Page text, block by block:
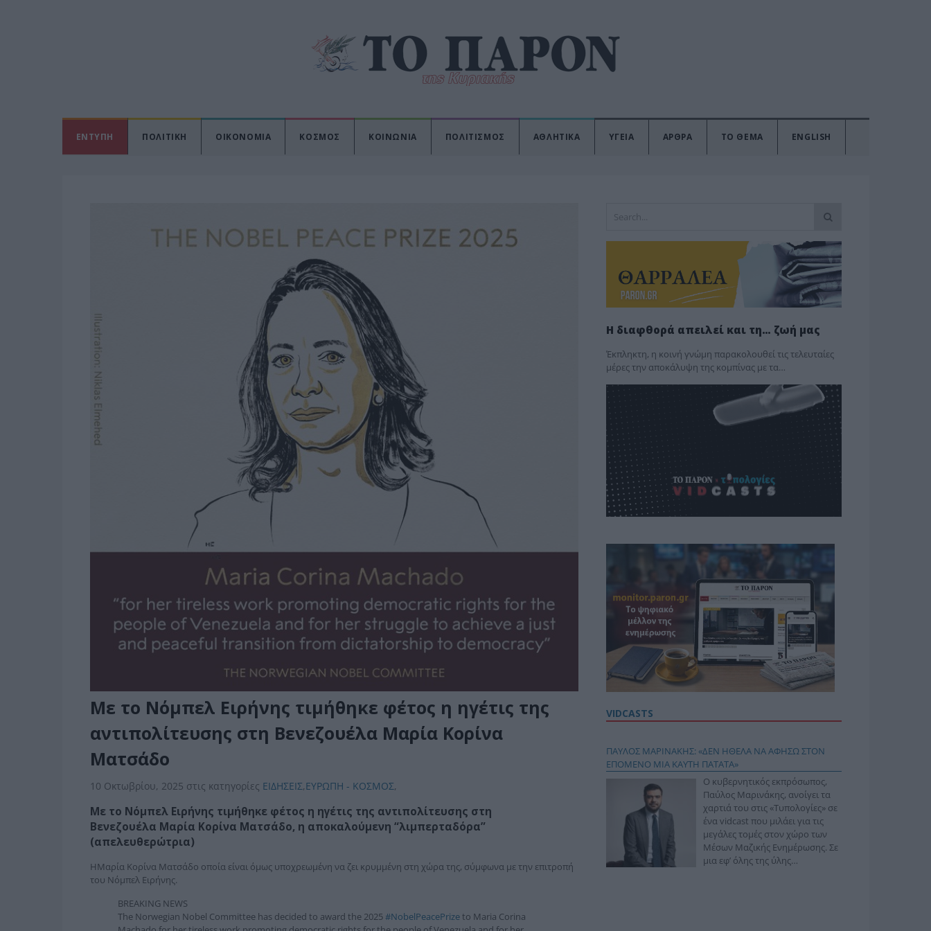
ΕΝΤΥΠΗ ΠΟΛΙΤΙΚΗ ΟΙΚΟΝΟΜΙΑ ΚΟΣΜΟΣ ΚΟΙΝΩΝΙΑ ΠΟΛΙΤΙΣΜΟΣ ΑΘΛΗΤΙΚΑ ΥΓΕΙΑ ΑΡΘΡΑ ΤΟ ΘΕΜΑ ENGLISH
Με το Νόμπελ Ειρήνης τιμήθηκε φέτος η ηγέτις της
αντιπολίτευσης στη Βενεζουέλα Μαρία Κορίνα
Ματσάδο
10 Οκτωβρίου, 2025 στις κατηγορίες ΕΙΔΗΣΕΙΣ,ΕΥΡΩΠΗ - ΚΟΣΜΟΣ,
Με το Νόμπελ Ειρήνης τιμήθηκε φέτος η ηγέτις της αντιπολίτευσης στη
Βενεζουέλα Μαρία Κορίνα Ματσάδο, η αποκαλούμενη “λιμπερταδόρα”
(απελευθερώτρια)
ΗΜαρία Κορίνα Ματσάδο οποία είναι όμως υποχρεωμένη να ζει κρυμμένη στη χώρα της, σύμφωνα με την επιτροπή
του Νόμπελ Ειρήνης.
BREAKING NEWS
The Norwegian Nobel Committee has decided to award the 2025#NobelPeacePrizeto Maria Corina
Η διαφθορά απειλεί και τη… ζωή μας
Έκπληκτη, η κοινή γνώμη παρακολουθεί τις τελευταίες
μέρες την αποκάλυψη της κο­μπίνας με τα…
VIDCASTS
ΠΑΥΛΟΣ ΜΑΡΙΝΑΚΗΣ: «ΔΕΝ ΗΘΕΛΑ ΝΑ ΑΦΗΣΩ ΣΤΟΝ
ΕΠΟΜΕΝΟ ΜΙΑ ΚΑΥΤΗ ΠΑΤΑΤΑ»
Ο κυβερνητικός εκπρόσωπος,
Παύλος Μαρινάκης, ανοίγει τα
χαρτιά του στις «Τυπολογίες» σε
ένα vidcast που μιλάει για τις
μεγάλες τομές στον χώρο των
Μέσων Μαζικής Ενημέρωσης. Σε
μια εφ’ όλης της ύλης